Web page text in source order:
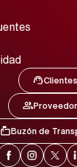
Image
Clientes
Image
Image
Buzón de
Image
Facebook
ImageX